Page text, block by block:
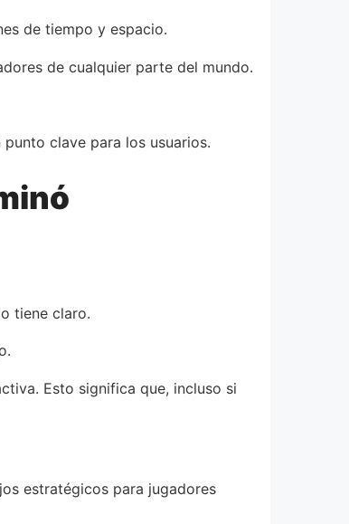
de tiempo y espacio.
de cualquier parte del mundo.
clave para los usuarios.
tiene claro.
Esto significa que, incluso si
estratégicos para jugadores